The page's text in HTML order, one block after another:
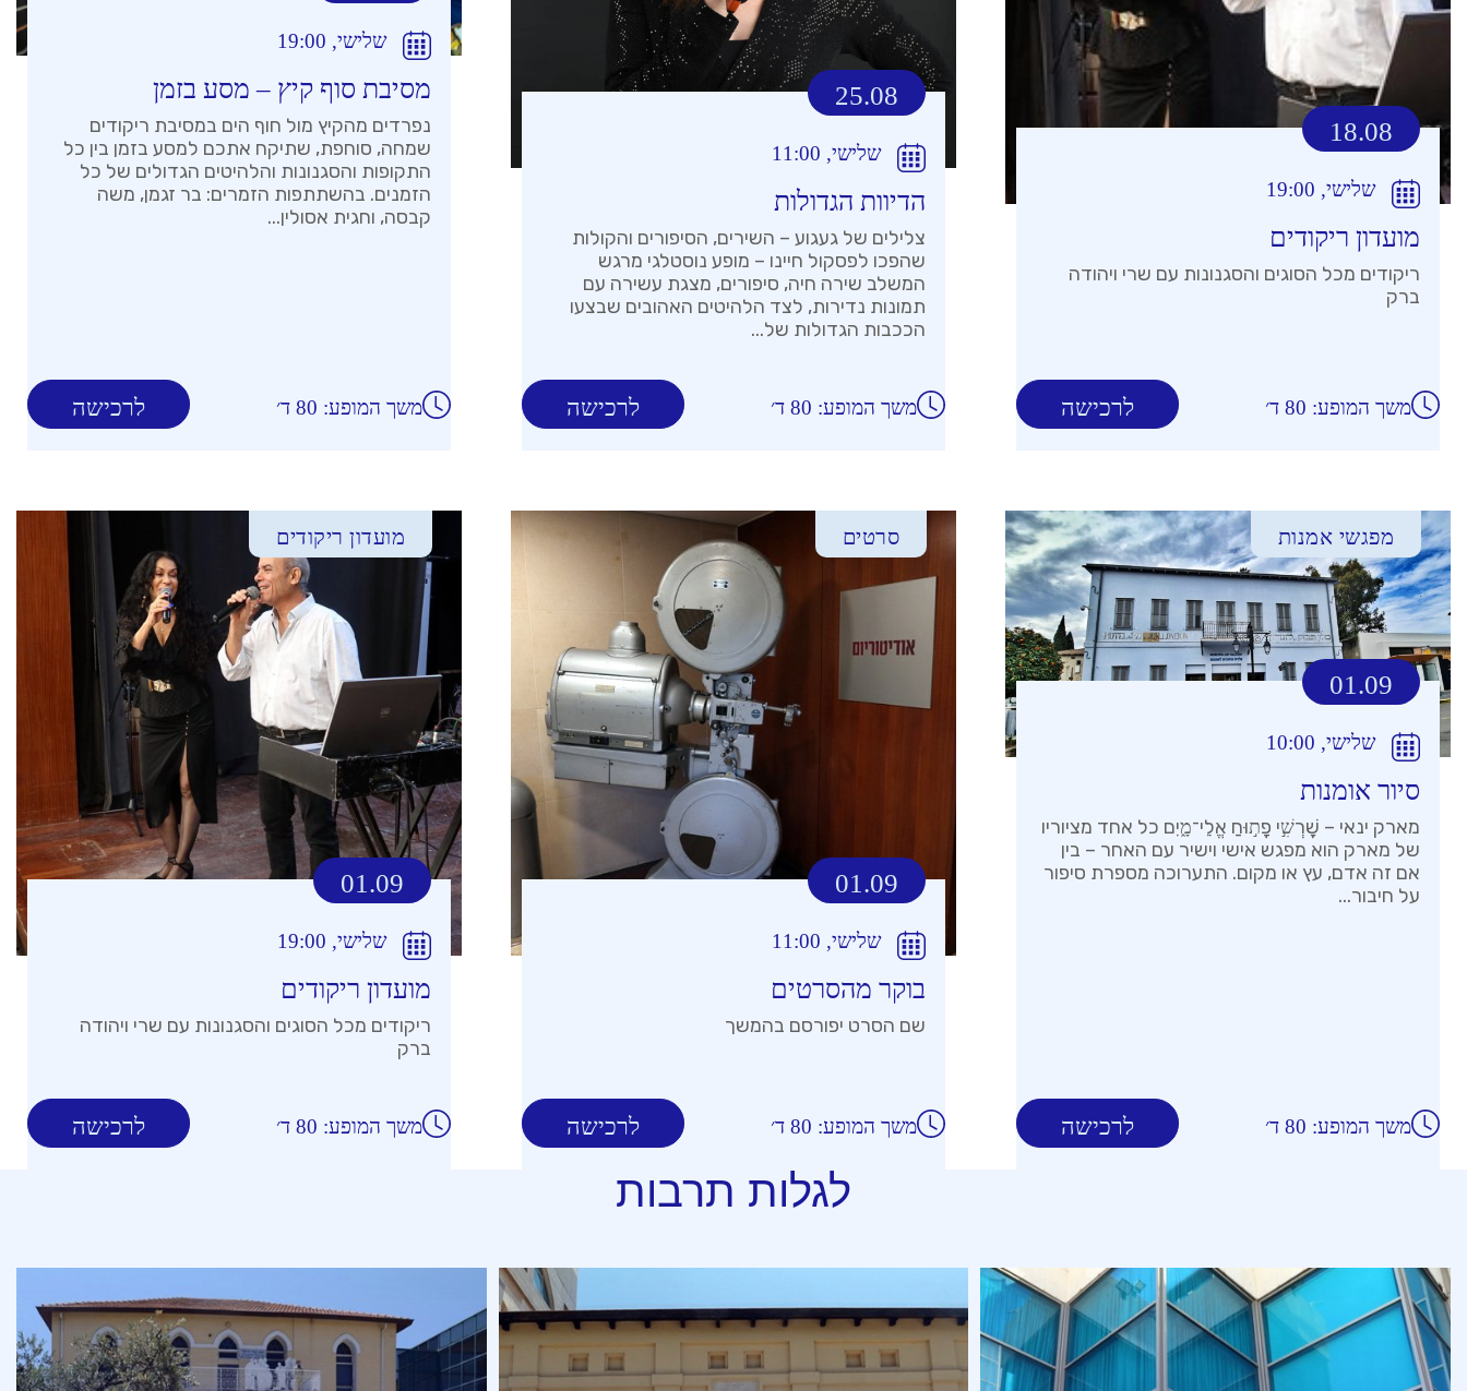
18.08
שלישי, 19:00
מועדון ריקודים
ריקודים מכל הסוגים והסגנונות עם שרי ויהודה
ברק
לרכישה משך המופע: 80 ד׳
25.08
שלישי, 11:00
הדיוות הגדולות
צלילים של געגוע – השירים, הסיפורים והקולות
שהפכו לפסקול חיינו – מופע נוסטלגי מרגש
המשלב שירה חיה, סיפורים, מצגת עשירה עם
תמונות נדירות, לצד הלהיטים האהובים שבצעו
הככבות הגדולות של...
לרכישה משך המופע: 80 ד׳
שלישי, 19:00
מסיבת סוף קיץ – מסע בזמן
נפרדים מהקיץ מול חוף הים במסיבת ריקודים
שמחה, סוחפת, שתיקח אתכם למסע בזמן בין כל
התקופות והסגנונות והלהיטים הגדולים של כל
הזמנים. בהשתתפות הזמרים: בר זגמן, משה
קבסה, וחגית אסולין...
לרכישה משך המופע: 80 ד׳
מפגשי אמנות
01.09
שלישי, 10:00
סיור אומנות
מארק ינאי – שׇׁרְשִׁ֣י פָת֣וּחַ אֱלֵי־מָ֑יִם כל אחד מציוריו
של מארק הוא מפגש אישי וישיר עם האחר – בין
אם זה אדם, עץ או מקום. התערוכה מספרת סיפור
על חיבור...
לרכישה משך המופע: 80 ד׳
סרטים
01.09
שלישי, 11:00
בוקר מהסרטים
שם הסרט יפורסם בהמשך
לרכישה משך המופע: 80 ד׳
מועדון ריקודים
01.09
שלישי, 19:00
מועדון ריקודים
ריקודים מכל הסוגים והסגנונות עם שרי ויהודה
ברק
לרכישה משך המופע: 80 ד׳
לגלות תרבות